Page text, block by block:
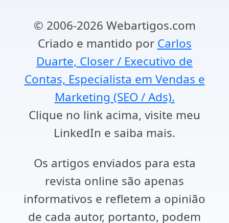
© 2006-2026 Webartigos.com
Criado e mantido por Carlos
Duarte, Closer / Executivo de
Contas, Especialista em Vendas e
Marketing (SEO / Ads).
Clique no link acima, visite meu
LinkedIn e saiba mais.
Os artigos enviados para esta
revista online são apenas
informativos e refletem a opinião
de cada autor, portanto, podem